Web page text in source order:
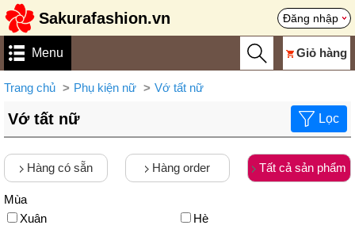
Sakurafashion.vn Đăng nhập
Menu Giỏ hàng
Trang chủ Phụ kiện nữ Vớ tất nữ
Vớ tất nữ Lọc
Hàng có sẵn Hàng order Tất cả sản phẩm
Mùa
Xuân
Hè